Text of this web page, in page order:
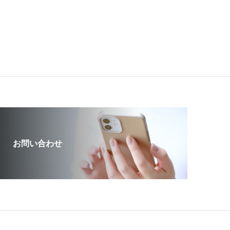
お問い合わせ